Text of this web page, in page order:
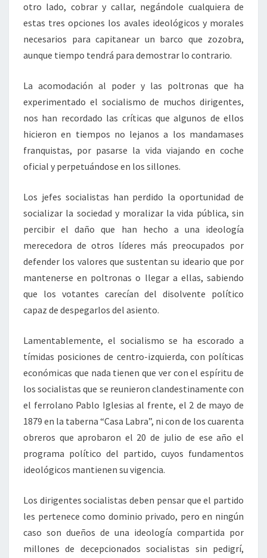
otro lado, cobrar y callar, negándole cualquiera de
estas tres opciones los avales ideológicos y morales
necesarios para capitanear un barco que zozobra,
aunque tiempo tendrá para demostrar lo contrario.
La acomodación al poder y las poltronas que ha
experimentado el socialismo de muchos dirigentes,
nos han recordado las críticas que algunos de ellos
hicieron en tiempos no lejanos a los mandamases
franquistas, por pasarse la vida viajando en coche
oficial y perpetuándose en los sillones.
Los jefes socialistas han perdido la oportunidad de
socializar la sociedad y moralizar la vida pública, sin
percibir el daño que han hecho a una ideología
merecedora de otros líderes más preocupados por
defender los valores que sustentan su ideario que por
mantenerse en poltronas o llegar a ellas, sabiendo
que los votantes carecían del disolvente político
capaz de despegarlos del asiento.
Lamentablemente, el socialismo se ha escorado a
tímidas posiciones de centro-izquierda, con políticas
económicas que nada tienen que ver con el espíritu de
los socialistas que se reunieron clandestinamente con
el ferrolano Pablo Iglesias al frente, el 2 de mayo de
1879 en la taberna “Casa Labra”, ni con de los cuarenta
obreros que aprobaron el 20 de julio de ese año el
programa político del partido, cuyos fundamentos
ideológicos mantienen su vigencia.
Los dirigentes socialistas deben pensar que el partido
les pertenece como dominio privado, pero en ningún
caso son dueños de una ideología compartida por
millones de decepcionados socialistas sin pedigrí,